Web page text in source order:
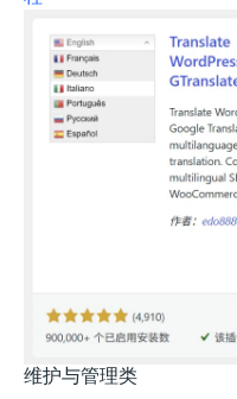
维护与管理类